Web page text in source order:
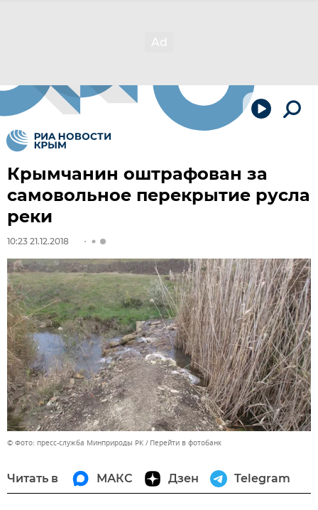
Крымчанин оштрафован за
самовольное перекрытие русла
реки
10:23 21.12.2018
© Фото: пресс-служба Минприроды РК Перейти в фотобанк
Читать в МАКС Дзен Telegram